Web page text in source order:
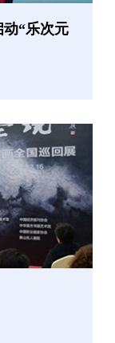
“乐次元